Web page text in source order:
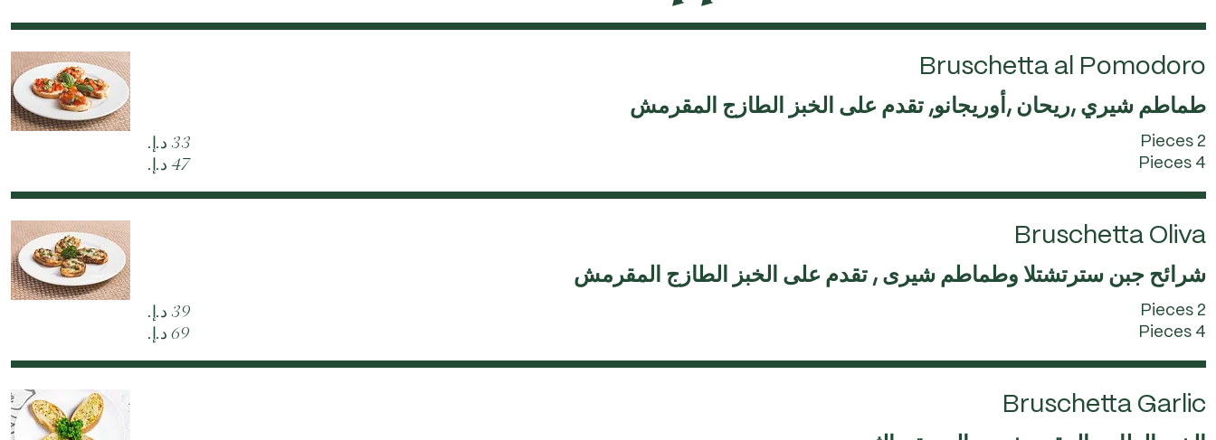
Bruschetta al Pomodoro
طماطم شيري ,ريحان ,أوريجانو, تقدم على الخبز الطازج المقرمش
2 Pieces
4 Pieces
‏47 د.إ.‏
Bruschetta Oliva
شرائح جبن سترتشتلا وطماطم شيرى , تقدم على الخبز الطازج المقرمش
2 Pieces
4 Pieces
Bruschetta Garlic